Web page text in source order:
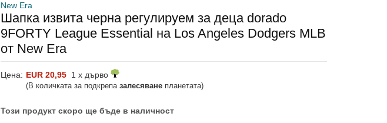
New Era
Шапка извита черна регулируем за деца dorado
9FORTY League Essential на Los Angeles Dodgers MLB
от New Era
Цена: EUR 20,95 1 x дърво
(В количката за подкрепа залесяване планетата)
Този продукт скоро ще бъде в наличност